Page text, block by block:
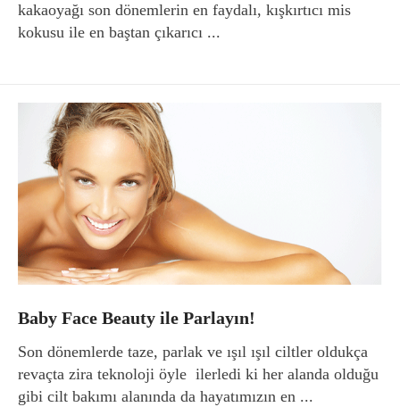
kakaoyağı son dönemlerin en faydalı, kışkırtıcı mis
kokusu ile en baştan çıkarıcı ...
Baby Face Beauty ile Parlayın!
Son dönemlerde taze, parlak ve ışıl ışıl ciltler oldukça
revaçta zira teknoloji öyle ilerledi ki her alanda olduğu
gibi cilt bakımı alanında da hayatımızın en ...